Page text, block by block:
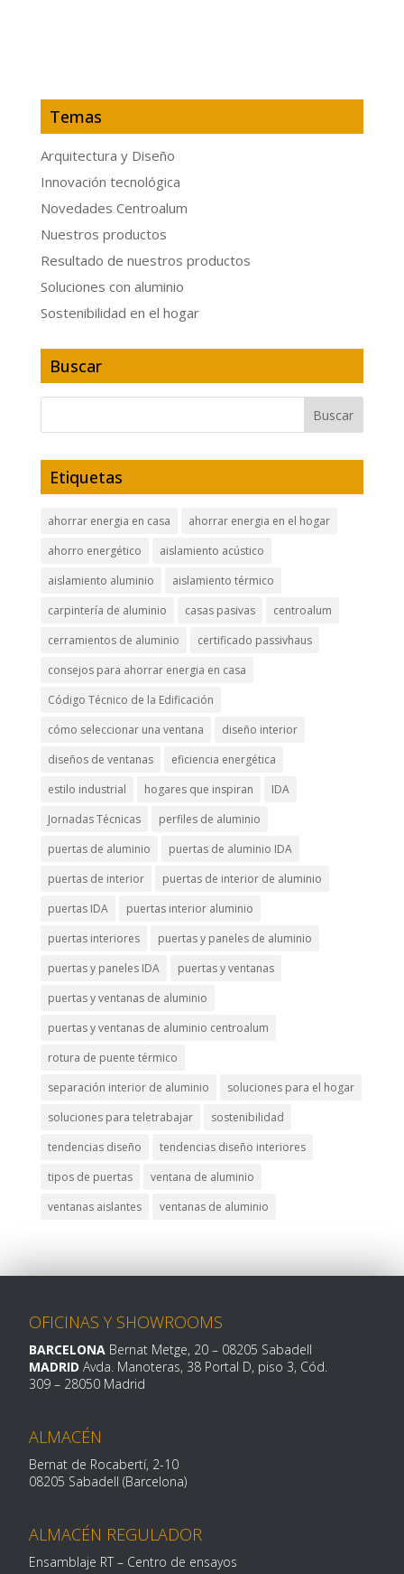
Temas
Arquitectura y Diseño
Innovación tecnológica
Novedades Centroalum
Nuestros productos
Resultado de nuestros productos
Soluciones con aluminio
Sostenibilidad en el hogar
Buscar
Etiquetas
ahorrar energia en casa
ahorrar energia en el hogar
ahorro energético
aislamiento acústico
aislamiento aluminio
aislamiento térmico
carpintería de aluminio
casas pasivas
centroalum
cerramientos de aluminio
certificado passivhaus
consejos para ahorrar energia en casa
Código Técnico de la Edificación
cómo seleccionar una ventana
diseño interior
diseños de ventanas
eficiencia energética
estilo industrial
hogares que inspiran
IDA
Jornadas Técnicas
perfiles de aluminio
puertas de aluminio
puertas de aluminio IDA
puertas de interior
puertas de interior de aluminio
puertas IDA
puertas interior aluminio
puertas interiores
puertas y paneles de aluminio
puertas y paneles IDA
puertas y ventanas
puertas y ventanas de aluminio
puertas y ventanas de aluminio centroalum
rotura de puente térmico
separación interior de aluminio
soluciones para el hogar
soluciones para teletrabajar
sostenibilidad
tendencias diseño
tendencias diseño interiores
tipos de puertas
ventana de aluminio
ventanas aislantes
ventanas de aluminio
OFICINAS Y SHOWROOMS
BARCELONA Bernat Metge, 20– 08205 Sabadell
MADRID Avda. Manoteras, 38 Portal D, piso 3, Cód.
309 – 28050 Madrid
ALMACÉN
Bernat de Rocabertí, 2-10
08205 Sabadell (Barcelona)
ALMACÉN REGULADOR
Ensamblaje RT – Centro de ensayos